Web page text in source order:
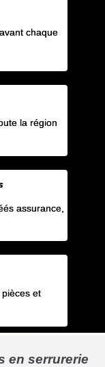
chaque
la région
assurance,
et
en serrurerie